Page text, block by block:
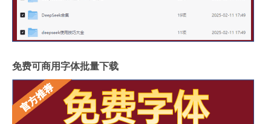
免费可商用字体批量下载